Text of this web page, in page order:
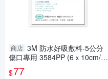
商店 3M 防水好吸敷料-5公分
傷口專用 3584PP (6ｘ10cm/2
片/包)【杏一】
$77